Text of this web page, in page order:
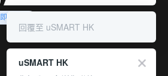
即将对外
回覆至 uSMART HK
uSMART HK